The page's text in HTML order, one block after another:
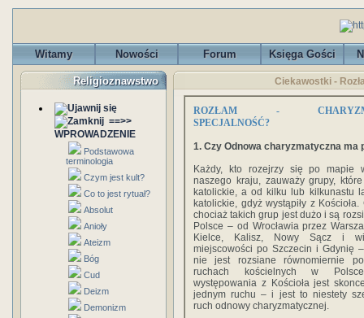
Witamy Nowości Forum Księga Gości
Religioznawstwo
==>>
WPROWADZENIE
Podstawowa
terminologia
Czym jest kult?
Co to jest rytuał?
Absolut
Anioły
Ateizm
Bóg
Cud
Deizm
Demonizm
Ciekawostki -
ROZŁAM -
SPECJALNOŚĆ?
1. Czy Odnowa charyzmatyczna ma
Każdy, kto rozejrzy się po mapie
naszego kraju, zauważy grupy,
katolickie, a od kilku lub kilkunastu
katolickie, gdyż wystąpiły z
chociaż takich grup jest dużo i są
Polsce – od Wrocławia przez
Kielce, Kalisz, Nowy Sącz i
miejscowości po Szczecin i Gdynię
nie jest rozsiane równomiernie
ruchach kościelnych w
występowania z Kościoła jest
jednym ruchu – i jest to niestety
ruch odnowy charyzmatycznej.